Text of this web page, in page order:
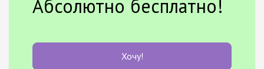
Абсолютно бесплатно!
Хочу!